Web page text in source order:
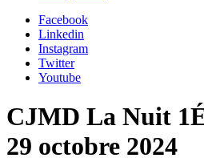
Facebook
Linkedin
Instagram
Twitter
Youtube
CJMD La Nuit 1
29 octobre 2024